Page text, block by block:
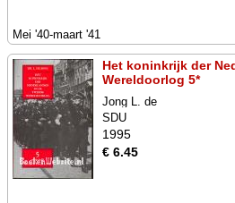
Mei '40-maart '41
Het koninkrijk der
Wereldoorlog 5*
Jong L. de
SDU
1995
€ 6.45